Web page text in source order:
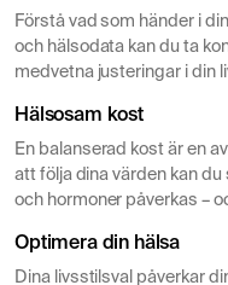
Förstå vad som händer i
och hälsodata kan du ta
medvetna justeringar i din
Hälsosam kost
En balanserad kost är en
att följa dina värden kan du
och hormoner påverkas –
Optimera din hälsa
Dina livsstilsval påverkar